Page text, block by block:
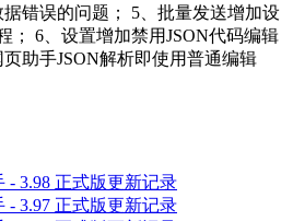
错误的问题； 5、批量发送增加设
； 6、设置增加禁用JSON代码编辑
助手JSON解析即使用普通编辑
- 3.98 正式版更新记录
- 3.97 正式版更新记录